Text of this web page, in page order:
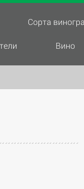
Сорта
Вино